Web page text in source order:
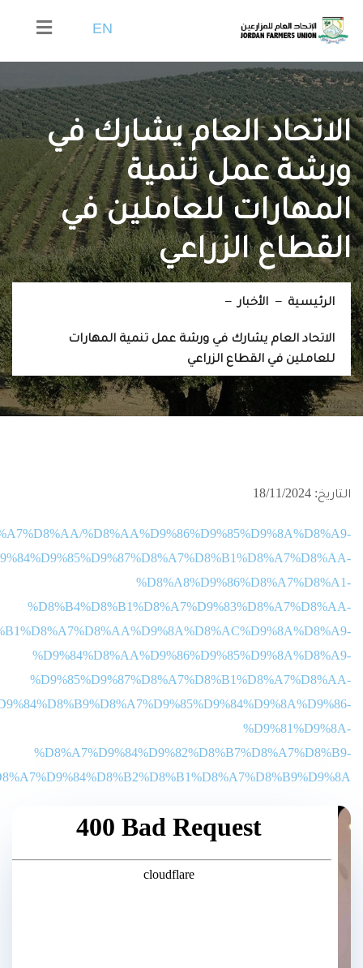
EN
الاتحاد العام يشارك في
ورشة عمل تنمية
المهارات للعاملين في
القطاع الزراعي
الرئيسية الأخبار
الاتحاد العام يشارك في ورشة عمل تنمية المهارات
للعاملين في القطاع الزراعي
التاريخ: 18/11/2024
%D8%AA%D9%86%D9%85%D9%8A%D8%A9-
%D8%A8%D9%86%D8%A7%D8%A1-
%D8%B4%D8%B1%D8%A7%D9%83%D8%A7%D8%AA-
%D9%84%D8%AA%D9%86%D9%85%D9%8A%D8%A9-
%D9%85%D9%87%D8%A7%D8%B1%D8%A7%D8%AA-
%D9%81%D9%8A-
%D8%A7%D9%84%D9%82%D8%B7%D8%A7%D8%B9-